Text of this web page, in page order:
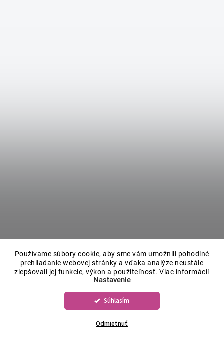
Používame súbory cookie, aby sme vám umožnili pohodlné
prehliadanie webovej stránky a vďaka analýze neustále
zlepšovali jej funkcie, výkon a použiteľnosť.Viac informácií
Nastavenie
Odmietnuť
Súhlasím